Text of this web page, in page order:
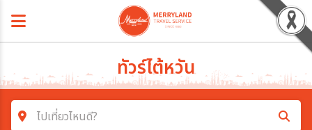
ทัวร์ไต้หวัน
ไปเที่ยวไหนดี?